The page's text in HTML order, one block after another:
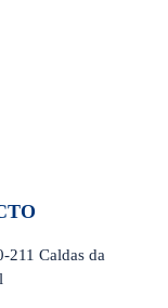
211 Caldas da